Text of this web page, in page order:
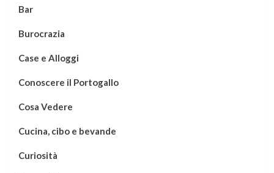
Bar
Burocrazia
Case e Alloggi
Conoscere il Portogallo
Cosa Vedere
Cucina, cibo e bevande
Curiosità